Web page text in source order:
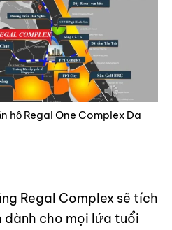
hộ Regal One Complex Da
Regal Complex sẽ tích
dành cho mọi lứa tuổi